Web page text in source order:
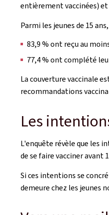
entièrement vaccinées) et
Parmi les jeunes de 15
83,9 % ont reçu au
77,4 % ont complété
La couverture vaccinale
recommandations
Les
L'enquête révèle que les
de se faire vacciner avant
Si ces intentions se
demeure chez les jeunes